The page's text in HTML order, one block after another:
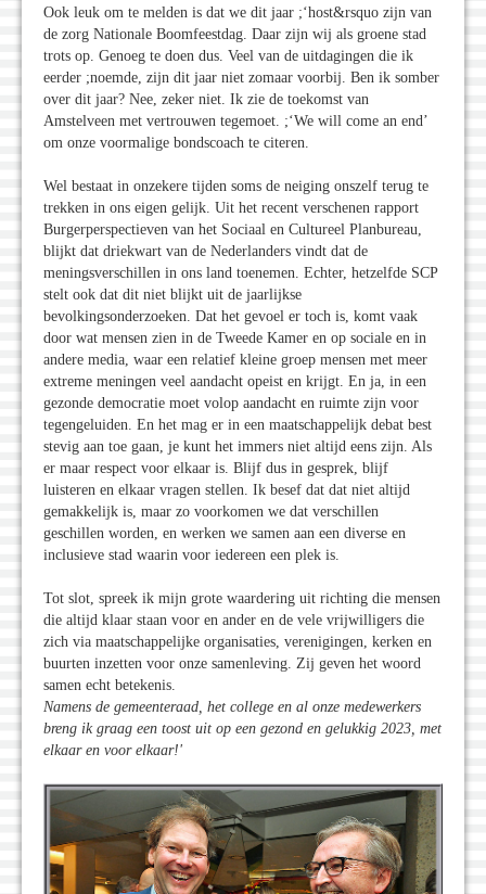
Ook leuk om te melden is dat we dit jaar ;‘host&rsquo zijn van
de zorg Nationale Boomfeestdag. Daar zijn wij als groene stad
trots op. Genoeg te doen dus. Veel van de uitdagingen die ik
eerder ;noemde, zijn dit jaar niet zomaar voorbij. Ben ik somber
over dit jaar? Nee, zeker niet. Ik zie de toekomst van
Amstelveen met vertrouwen tegemoet. ;‘We will come an end’
om onze voormalige bondscoach te citeren.
Wel bestaat in onzekere tijden soms de neiging onszelf terug te
trekken in ons eigen gelijk. Uit het recent verschenen rapport
Burgerperspectieven van het Sociaal en Cultureel Planbureau,
blijkt dat driekwart van de Nederlanders vindt dat de
meningsverschillen in ons land toenemen. Echter, hetzelfde SCP
stelt ook dat dit niet blijkt uit de jaarlijkse
bevolkingsonderzoeken. Dat het gevoel er toch is, komt vaak
door wat mensen zien in de Tweede Kamer en op sociale en in
andere media, waar een relatief kleine groep mensen met meer
extreme meningen veel aandacht opeist en krijgt. En ja, in een
gezonde democratie moet volop aandacht en ruimte zijn voor
tegengeluiden. En het mag er in een maatschappelijk debat best
stevig aan toe gaan, je kunt het immers niet altijd eens zijn. Als
er maar respect voor elkaar is. Blijf dus in gesprek, blijf
luisteren en elkaar vragen stellen. Ik besef dat dat niet altijd
gemakkelijk is, maar zo voorkomen we dat verschillen
geschillen worden, en werken we samen aan een diverse en
inclusieve stad waarin voor iedereen een plek is.
Tot slot, spreek ik mijn grote waardering uit richting die mensen
die altijd klaar staan voor en ander en de vele vrijwilligers die
zich via maatschappelijke organisaties, verenigingen, kerken en
buurten inzetten voor onze samenleving. Zij geven het woord
samen echt betekenis.
Namens de gemeenteraad, het college en al onze medewerkers
breng ik graag een toost uit op een gezond en gelukkig 2023, met
elkaar en voor elkaar!'